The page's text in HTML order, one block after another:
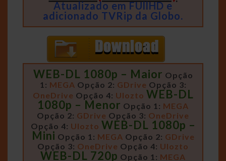
Atualizado em FUllHD e
adicionado TVRip da Globo.
WEB-DL 1080p – Maior Opção
1: MEGA Opção 2: GDrive Opção 3:
OneDrive Opção 4: Ulozto WEB-DL
1080p – Menor Opção 1: MEGA
Opção 2: GDrive Opção 3: OneDrive
Opção 4: Ulozto WEB-DL 1080p –
Mini Opção 1: MEGA Opção 2: GDrive
Opção 3: OneDrive Opção 4: Ulozto
WEB-DL 720p Opção 1: MEGA